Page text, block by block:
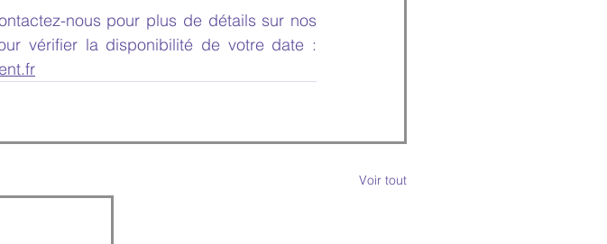
nous pour plus de détails sur nos
vérifier la disponibilité de votre date :
Voir tout